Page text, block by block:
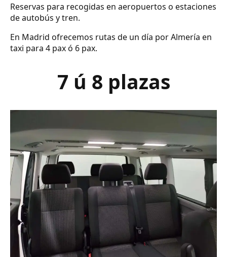
Reservas para recogidas en aeropuertos o estaciones
de autobús y tren.
En Madrid ofrecemos rutas de un día por Almería en
taxi para 4 pax ó 6 pax.
7 ú 8 plazas